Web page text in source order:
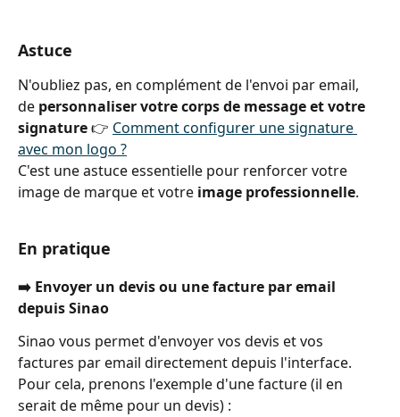
Astuce
N'oubliez pas, en complément de l'envoi par email,
de personnaliser votre corps de message et votre
signature 👉 Comment configurer une signature
avec mon logo ?
C'est une astuce essentielle pour renforcer votre
image de marque et votre image professionnelle.
En pratique
➡️ Envoyer un devis ou une facture par email
depuis Sinao
Sinao vous permet d'envoyer vos devis et vos
factures par email directement depuis l'interface.
Pour cela, prenons l'exemple d'une facture (il en
serait de même pour un devis) :